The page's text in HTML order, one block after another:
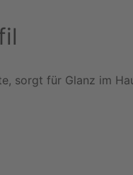
sorgt für Glanz im